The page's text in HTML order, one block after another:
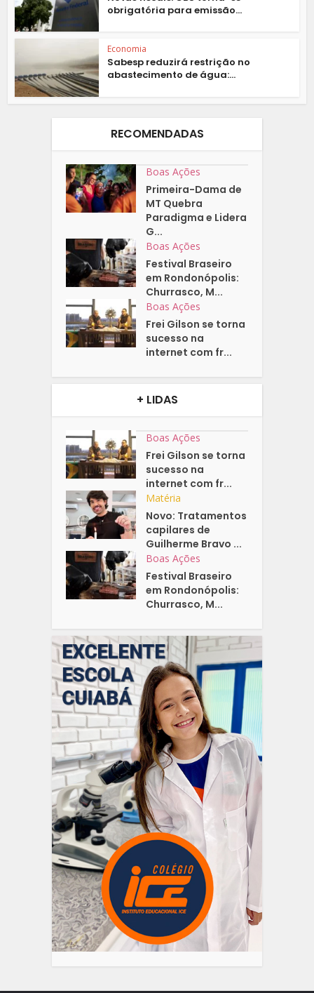
obrigatória para emissão...
Economia
Sabesp reduzirá restrição no
abastecimento de água:...
RECOMENDADAS
Boas Ações
Primeira-Dama de
MT Quebra
Paradigma e Lidera
G...
Boas Ações
Festival Braseiro
em Rondonópolis:
Churrasco, M...
Boas Ações
Frei Gilson se torna
sucesso na
internet com fr...
+ LIDAS
Boas Ações
Frei Gilson se torna
sucesso na
internet com fr...
Matéria
Novo: Tratamentos
capilares de
Guilherme Bravo ...
Boas Ações
Festival Braseiro
em Rondonópolis:
Churrasco, M...